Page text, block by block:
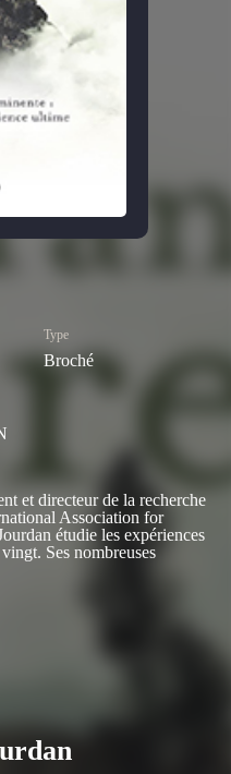
Type
Broché
et directeur de la recherche
Association for
étudie les expériences
Ses nombreuses
et son livre Deadline,
70 témoignages, est
français le plus complet